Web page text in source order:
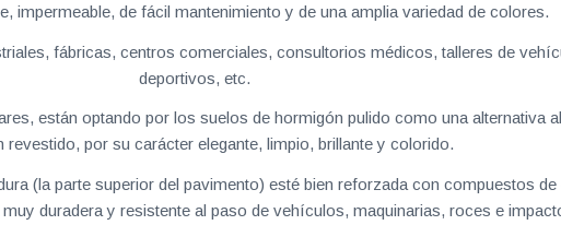
impermeable, de fácil mantenimiento y de una amplia variedad de colores.
fábricas, centros comerciales, consultorios médicos, talleres de
deportivos, etc.
están optando por los suelos de hormigón pulido como una alternativa
revestido, por su carácter elegante, limpio, brillante y colorido.
(la parte superior del pavimento) esté bien reforzada con compuestos
duradera y resistente al paso de vehículos, maquinarias, roces e